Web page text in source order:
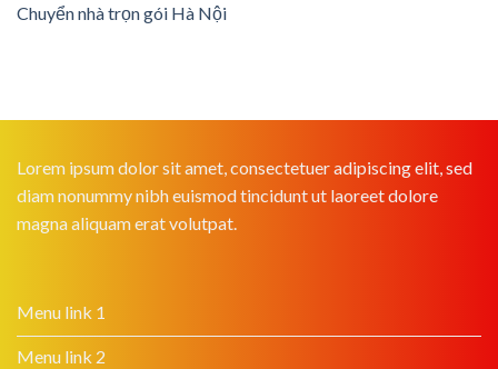
Chuyển nhà trọn gói Hà Nội
Lorem ipsum dolor sit amet, consectetuer adipiscing elit, sed
diam nonummy nibh euismod tincidunt ut laoreet dolore
magna aliquam erat volutpat.
Menu link 1
Menu link 2